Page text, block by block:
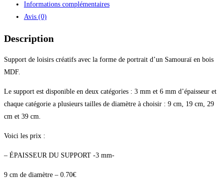
Informations complémentaires
Avis (0)
Description
Support de loisirs créatifs avec la forme de portrait d’un Samouraï en bois
MDF.
Le support est disponible en deux catégories : 3 mm et 6 mm d’épaisseur et
chaque catégorie a plusieurs tailles de diamètre à choisir : 9 cm, 19 cm, 29
cm et 39 cm.
Voici les prix :
– ÉPAISSEUR DU SUPPORT -3 mm-
9 cm de diamètre – 0.70€